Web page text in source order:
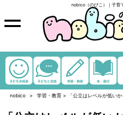
nobico（のびこ）｜子育
nobico 学習・教育 > 「公立はレベルが低い